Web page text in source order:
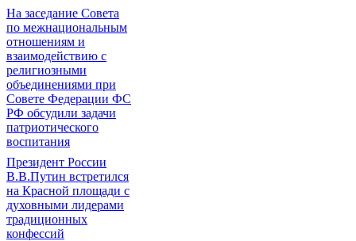
На заседание Совета
по межнациональным
отношениям и
взаимодействию с
религиозными
объединениями при
Совете Федерации ФС
РФ обсудили задачи
патриотического
воспитания
Президент России
В.В.Путин встретился
на Красной площади с
духовными лидерами
традиционных
конфессий